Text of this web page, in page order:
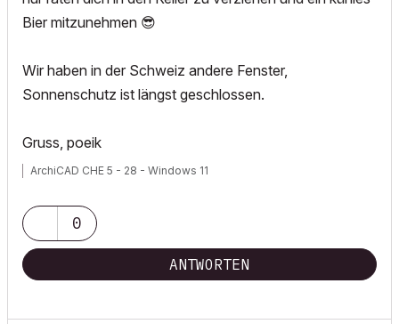
Bier mitzunehmen 😎
Wir haben in der Schweiz andere Fenster,
Sonnenschutz ist längst geschlossen.
Gruss, poeik
ArchiCAD CHE 5 - 28 - Windows 11
0
ANTWORTEN